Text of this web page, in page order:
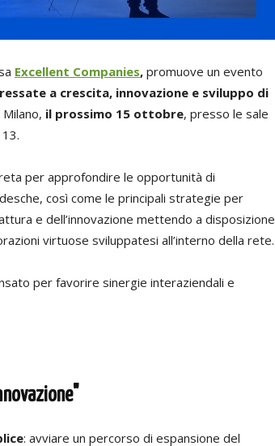
Excellent Companies, promuove un evento
a crescita, innovazione e sviluppo di
il prossimo 15 ottobre, presso le sale
per approfondire le opportunità di
così come le principali strategie per
e dell’innovazione mettendo a disposizione
virtuose sviluppatesi all’interno della rete.
per favorire sinergie interaziendali e
: avviare un percorso di espansione del